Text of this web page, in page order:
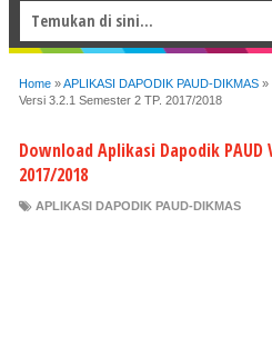
Home »APLIKASI DAPODIK PAUD-DIKMAS »
Versi 3.2.1 Semester 2 TP. 2017/2018
Download Aplikasi Dapodik PAUD
2017/2018
APLIKASI DAPODIK PAUD-DIKMAS